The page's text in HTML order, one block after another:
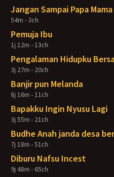
Jangan Sampai Papa
54m - 3ch
Pemuja Ibu
1j 12m - 13ch
Pengalaman Hidupku
3j 27m - 20ch
Banjir pun Melanda
8j 16m - 11ch
Bapakku Ingin Nyusu Lagi
3j 55m - 21ch
Budhe Anah janda desa
7j 18m - 51ch
Diburu Nafsu Incest
9j 48m - 65ch